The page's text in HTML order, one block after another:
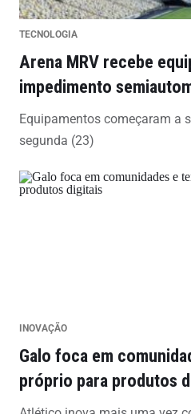
TECNOLOGIA
Arena MRV recebe
impedimento
Equipamentos começaram a
segunda (23)
INOVAÇÃO
Galo foca em
próprio para produtos